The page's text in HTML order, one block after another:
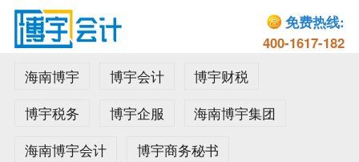
免费热线:
400-1617-182
海南博宇
博宇会计
博宇财税
博宇税务
博宇企服
海南博宇集团
海南博宇会计
博宇商务秘书